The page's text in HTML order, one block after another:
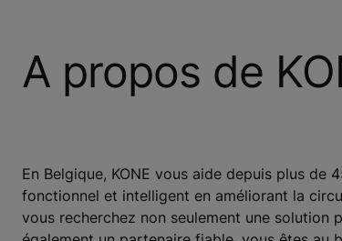
A propos de
En Belgique, KONE vous aide depuis plus de
fonctionnel et intelligent en améliorant la
vous recherchez non seulement une solution